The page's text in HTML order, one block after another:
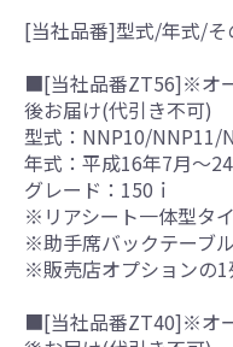
[当社品番]型式/年式/そ
■[当社品番ZT56]※オ
後お届け(代引き不可)
型式：NNP10/NNP11/
年式：平成16年7月～
グレード：150ｉ
※リアシート一体型タ
※助手席バックテーブ
※販売店オプションの
■[当社品番ZT40]※オ